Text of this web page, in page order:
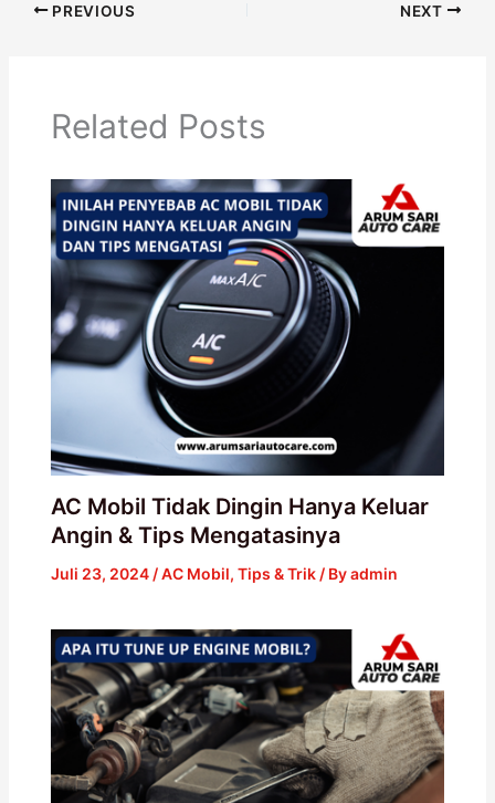
PREVIOUS NEXT
Related Posts
AC Mobil Tidak Dingin Hanya Keluar
Angin & Tips Mengatasinya
Juli 23, 2024 /AC Mobil, Tips & Trik/ Byadmin